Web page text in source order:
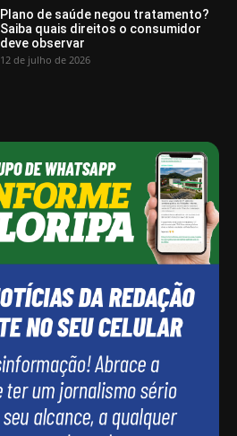
Plano de saúde negou tratamento?
Saiba quais direitos o consumidor
deve observar
12 de julho de 2026